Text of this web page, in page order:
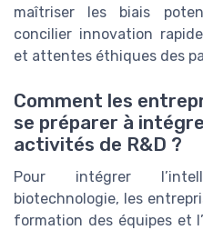
maîtriser les biais
concilier innovation
et attentes éthiques des
Comment les
se préparer à
activités de R&D ?
Pour intégrer
biotechnologie, les
formation des équipes et